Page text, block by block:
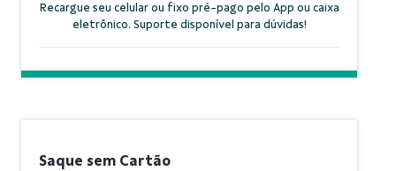
Recargue seu celular ou fixo pré-pago pelo App ou caixa
eletrônico. Suporte disponível para dúvidas!
Saque sem Cartão